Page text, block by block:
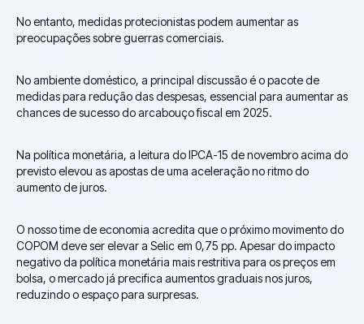
No entanto, medidas protecionistas podem aumentar as
preocupações sobre guerras comerciais.
No ambiente doméstico, a principal discussão é o pacote de
medidas para redução das despesas, essencial para aumentar as
chances de sucesso do arcabouço fiscal em 2025.
Na política monetária, a leitura do IPCA-15 de novembro acima do
previsto elevou as apostas de uma aceleração no ritmo do
aumento de juros.
O nosso time de economia acredita que o próximo movimento do
COPOM deve ser elevar a Selic em 0,75 pp. Apesar do impacto
negativo da política monetária mais restritiva para os preços em
bolsa, o mercado já precifica aumentos graduais nos juros,
reduzindo o espaço para surpresas.